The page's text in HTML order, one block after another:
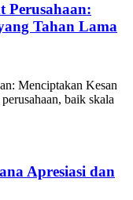
Perusahaan:
Tahan Lama
Menciptakan Kesan
baik skala
Apresiasi dan